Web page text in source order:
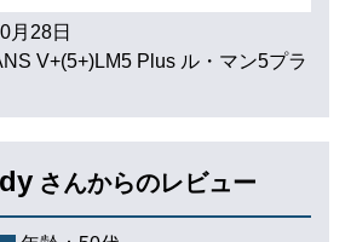
月28日
V+(5+)LM5 Plus ル・マン5プラ
さんからのレビュー